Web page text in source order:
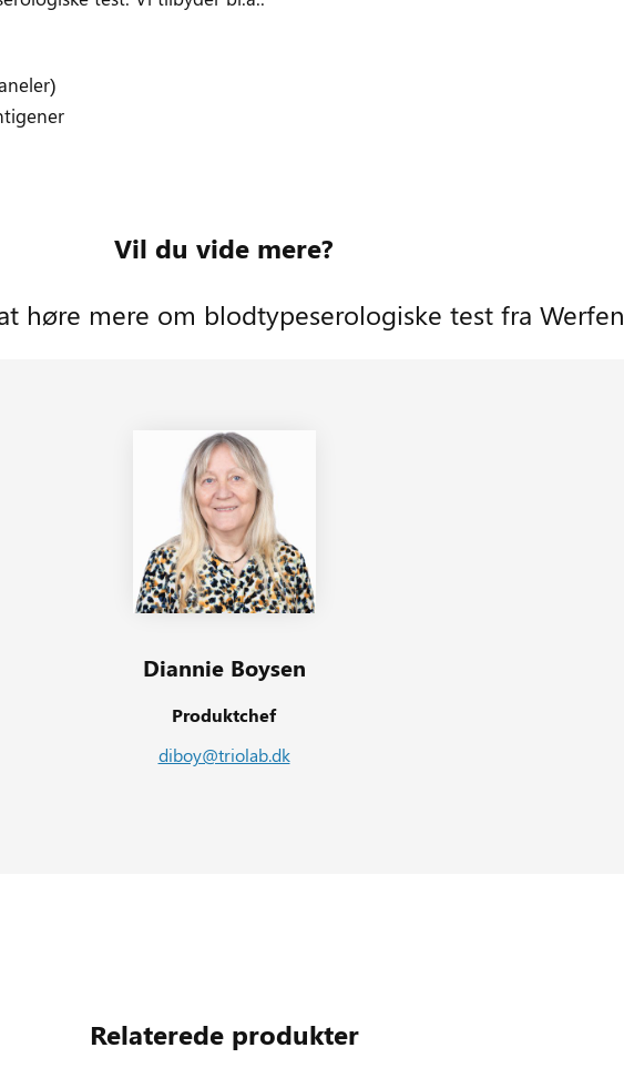
Vil du vide mere?
høre mere om blodtypeserologiske test fra Werfen
Diannie Boysen
Produktchef
diboy@triolab.dk
Relaterede produkter